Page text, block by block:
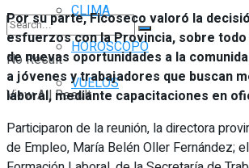
No Result
View All Result
CLIMA
HORÓSCOPO
VUELOS
Por su parte, Ficoseco valoró la
esfuerzos con la Provincia, sobre
de nuevas oportunidades a la
a jóvenes y trabajadores que buscan
laboral, mediante capacitaciones en
Participaron de la reunión, la directora
de Empleo, María Belén Oller Fernández;